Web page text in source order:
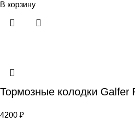
В корзину
Тормозные колодки Galfer
4200 ₽